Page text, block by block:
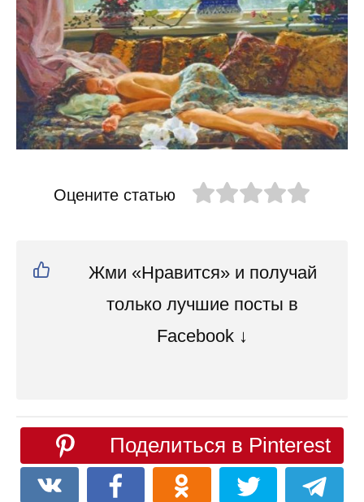
Оцените статью
Жми «Нравится» и получай
только лучшие посты в
Facebook ↓
Поделиться в Pinterest